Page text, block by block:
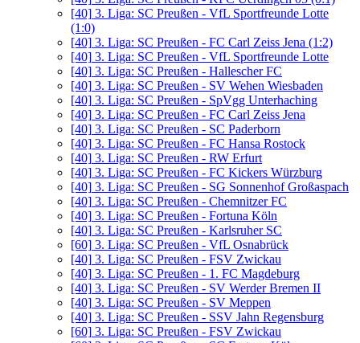
[40] 3. Liga: SC Preußen - VfL Sportfreunde Lotte
(1:0)
[40] 3. Liga: SC Preußen - FC Carl Zeiss Jena (1:2)
[40] 3. Liga: SC Preußen - VfL Sportfreunde Lotte
[40] 3. Liga: SC Preußen - Hallescher FC
[40] 3. Liga: SC Preußen - SV Wehen Wiesbaden
[40] 3. Liga: SC Preußen - SpVgg Unterhaching
[40] 3. Liga: SC Preußen - FC Carl Zeiss Jena
[40] 3. Liga: SC Preußen - SC Paderborn
[40] 3. Liga: SC Preußen - FC Hansa Rostock
[40] 3. Liga: SC Preußen - RW Erfurt
[40] 3. Liga: SC Preußen - FC Kickers Würzburg
[40] 3. Liga: SC Preußen - SG Sonnenhof Großaspach
[40] 3. Liga: SC Preußen - Chemnitzer FC
[40] 3. Liga: SC Preußen - Fortuna Köln
[40] 3. Liga: SC Preußen - Karlsruher SC
[60] 3. Liga: SC Preußen - VfL Osnabrück
[40] 3. Liga: SC Preußen - FSV Zwickau
[40] 3. Liga: SC Preußen - 1. FC Magdeburg
[40] 3. Liga: SC Preußen - SV Werder Bremen II
[40] 3. Liga: SC Preußen - SV Meppen
[40] 3. Liga: SC Preußen - SSV Jahn Regensburg
[60] 3. Liga: SC Preußen - FSV Zwickau